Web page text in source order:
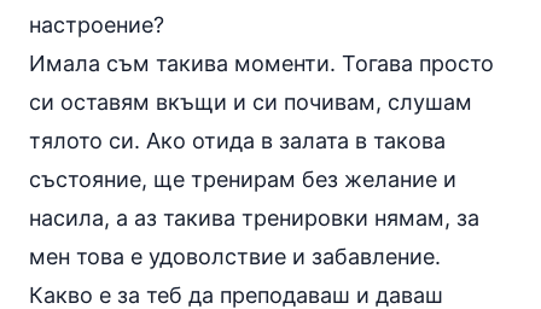
настроение?
Имала съм такива моменти. Тогава просто
си оставям вкъщи и си почивам, слушам
тялото си. Ако отида в залата в такова
състояние, ще тренирам без желание и
насила, а аз такива тренировки нямам, за
мен това е удоволствие и забавление.
Какво е за теб да преподаваш и даваш